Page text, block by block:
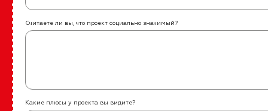
Считаете ли вы, что проект социально значимый?
Какие плюсы у проекта вы видите?